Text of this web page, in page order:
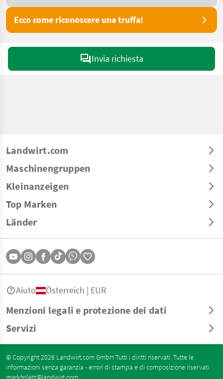
Ecco come riconoscere una truffa!
Invia richiesta
Landwirt.com
Maschinengruppen
Kleinanzeigen
Top Marken
Länder
Menzioni legali e protezione dei dati
Servizi
Aiuto Österreich | EUR
© Copyright 2026 Landwirt.com GmbH Tutti i diritti riservati. Tutte le
informazioni senza garanzia - errori di stampa e di composizione riservati.
marktplatz@landwirt.com